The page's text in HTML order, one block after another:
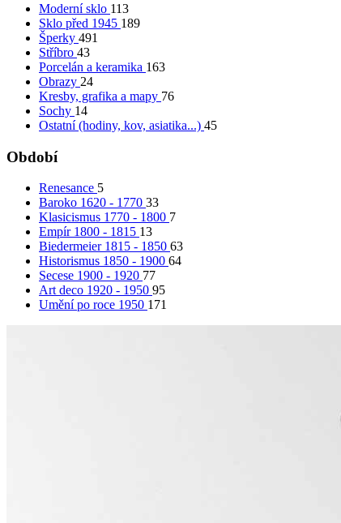
Moderní sklo 113
Sklo před 1945 189
Šperky 491
Stříbro 43
Porcelán a keramika 163
Obrazy 24
Kresby, grafika a mapy 76
Sochy 14
Ostatní (hodiny, kov, asiatika...) 45
Období
Renesance 5
Baroko 1620 - 1770 33
Klasicismus 1770 - 1800 7
Empír 1800 - 1815 13
Biedermeier 1815 - 1850 63
Historismus 1850 - 1900 64
Secese 1900 - 1920 77
Art deco 1920 - 1950 95
Umění po roce 1950 171